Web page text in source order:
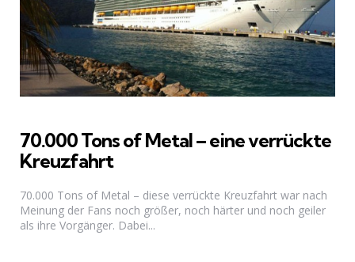
70.000 Tons of Metal – eine verrückte
Kreuzfahrt
70.000 Tons of Metal – diese verrückte Kreuzfahrt war nach
Meinung der Fans noch größer, noch härter und noch geiler
als ihre Vorgänger. Dabei...